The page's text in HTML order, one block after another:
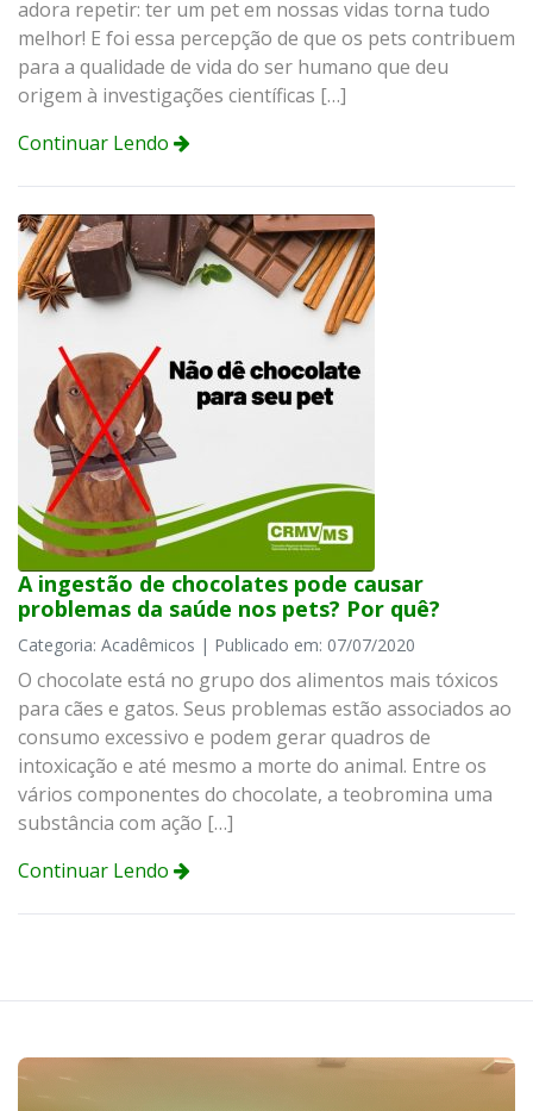
adora repetir: ter um pet em nossas vidas torna tudo
melhor! E foi essa percepção de que os pets contribuem
para a qualidade de vida do ser humano que deu
origem à investigações científicas […]
Continuar Lendo
A ingestão de chocolates pode causar
problemas da saúde nos pets? Por quê?
Categoria: Acadêmicos | Publicado em: 07/07/2020
O chocolate está no grupo dos alimentos mais tóxicos
para cães e gatos. Seus problemas estão associados ao
consumo excessivo e podem gerar quadros de
intoxicação e até mesmo a morte do animal. Entre os
vários componentes do chocolate, a teobromina uma
substância com ação […]
Continuar Lendo